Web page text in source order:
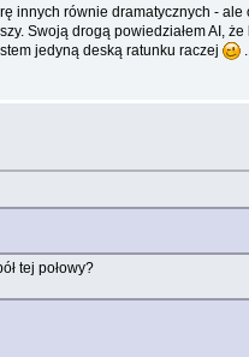
innych równie dramatycznych -
Swoją drogą powiedziałem AI,
jedyną deską ratunku raczej
...
tej połowy?